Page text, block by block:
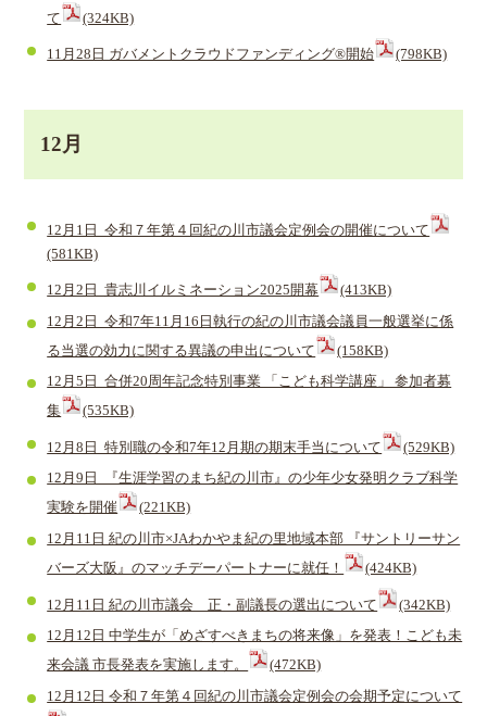
て
(324KB)
11月28日 ガバメントクラウドファンディング®開始 (798KB)
12月
12月1日 令和７年第４回紀の川市議会定例会の開催について
(581KB)
12月2日 貴志川イルミネーション2025開幕 (413KB)
12月2日 令和7年11月16日執行の紀の川市議会議員一般選挙に係
る当選の効力に関する異議の申出について
(158KB)
12月5日 合併20周年記念特別事業 「こども科学講座」 参加者募
集
(535KB)
12月8日 特別職の令和7年12月期の期末手当について (529KB)
12月9日 『生涯学習のまち紀の川市』の少年少女発明クラブ科学
実験を開催
(221KB)
12月11日 紀の川市×JAわかやま紀の里地域本部 『サントリーサン
バーズ大阪』のマッチデーパートナーに就任！
(424KB)
12月11日 紀の川市議会 正・副議長の選出について (342KB)
12月12日 中学生が「めざすべきまちの将来像」を発表！こども未
来会議 市長発表を実施します。
(472KB)
12月12日 令和７年第４回紀の川市議会定例会の会期予定について